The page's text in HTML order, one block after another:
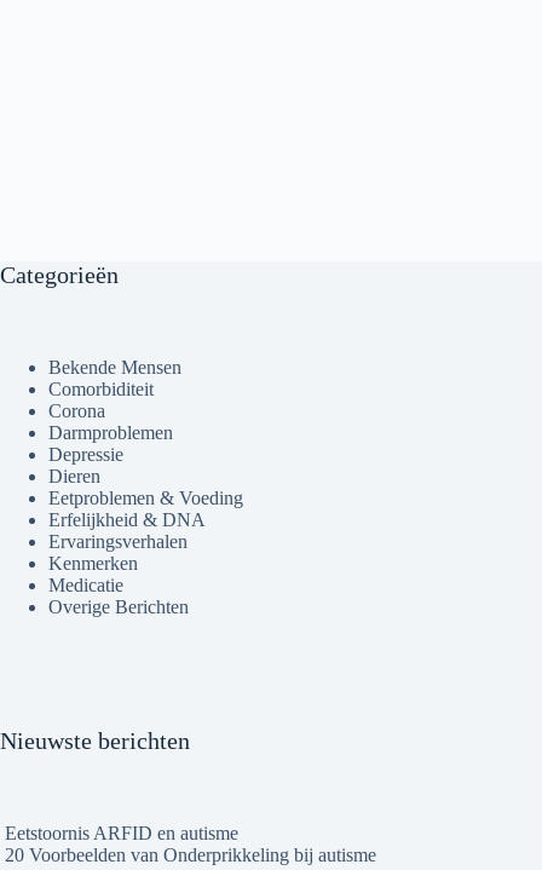
Categorieën
Bekende Mensen
Comorbiditeit
Corona
Darmproblemen
Depressie
Dieren
Eetproblemen & Voeding
Erfelijkheid & DNA
Ervaringsverhalen
Kenmerken
Medicatie
Overige Berichten
Nieuwste berichten
Eetstoornis ARFID en autisme
20 Voorbeelden van Onderprikkeling bij autisme